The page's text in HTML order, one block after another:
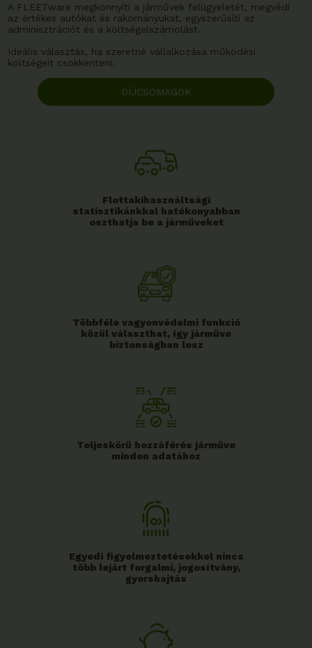
A FLEETware megkönnyíti a járművek felügyeletét, megvédi
az értékes autókat és rakományukat, egyszerűsíti az
adminisztrációt és a költségelszámolást.
Ideális választás, ha szeretné vállalkozása működési
költségeit csökkenteni.
DÍJCSOMAGOK
Flottakihasználtsági
statisztikánkkal hatékonyabban
oszthatja be a járműveket
Többféle vagyonvédelmi funkció
közül választhat, így járműve
biztonságban lesz
Teljeskörű hozzáférés járműve
minden adatához
Egyedi figyelmeztetésekkel nincs
több lejárt forgalmi, jogosítvány,
gyorshajtás